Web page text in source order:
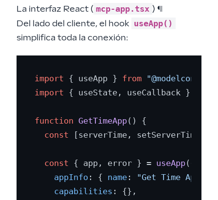
La interfaz React ( mcp-app.tsx ) ¶
Del lado del cliente, el hook useApp()
simplifica toda la conexión:
import { useApp } from
import { useState, useCallback }
function GetTimeApp( ) {
const [serverTime, setServerTime]
const { app, error } = useApp({
appInfo : { name : "Get Time App"
capabilities : {},